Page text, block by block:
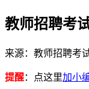
教师招聘考
来源：教师招聘考
提醒：点这里加小